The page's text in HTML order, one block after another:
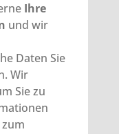
Ihre
und wir
Daten Sie
Wir
Sie zu